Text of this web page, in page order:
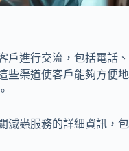
戶進行交流，包括電話、
些渠道使客戶能夠方便地
滅蟲服務的詳細資訊，包